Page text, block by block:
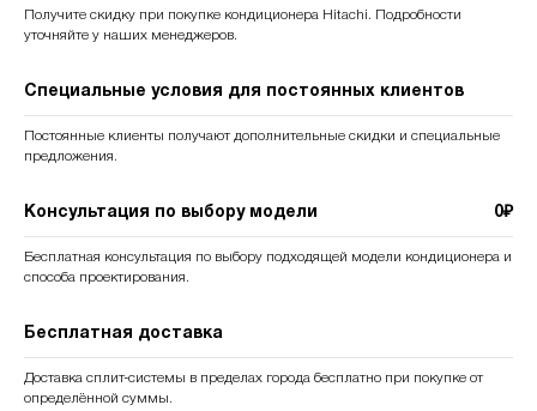
Получите скидку при покупке кондиционера Hitachi. Подробности
уточняйте у наших менеджеров.
Специальные условия для постоянных клиентов
Постоянные клиенты получают дополнительные скидки и специальные
предложения.
Консультация по выбору модели 0₽
Бесплатная консультация по выбору подходящей модели кондиционера и
способа проектирования.
Бесплатная доставка
Доставка сплит-системы в пределах города бесплатно при покупке от
определённой суммы.